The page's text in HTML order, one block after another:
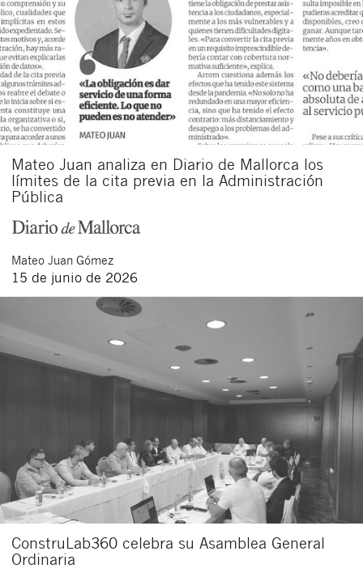
Mateo Juan analiza en Diario de Mallorca los
límites de la cita previa en la Administración
Pública
Mateo Juan Gómez
15 de junio de 2026
ConstruLab360 celebra su Asamblea General
Ordinaria